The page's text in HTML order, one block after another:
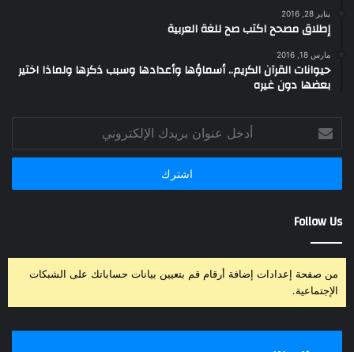
يناير 28, 2016
إطلاق مصحح اكتب صح للغة العربية
مارس 18, 2016
حيوانات القرآن الكريم.. أسماؤها وأعدادها وسبب ذكرها ولماذا اختير
بعضها دون غيره
أدخل
عنوان
بريدك
Follow Us
من صفحة إعدادات إضافة أرقام قم بتعيين بيانات حساباتك على الشبكات
الإجتماعية.